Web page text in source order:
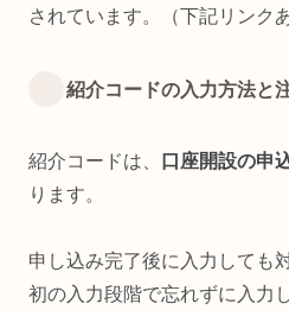
されています。（下記リンクあ
紹介コードの入力方法と
紹介コードは、 口座開設の申
ります。
申し込み完了後に入力しても
初の入力段階で忘れずに入力